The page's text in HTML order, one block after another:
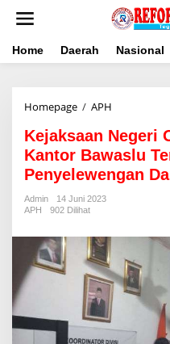
Home Daerah Nasional
Homepage / APH
Oku
Timur,
Geledah
Kantor
Hibah
Kejaksaan Negeri
Kantor Bawaslu
Penyelewengan
Admin
14 Juni 2023
APH
902 Dilihat